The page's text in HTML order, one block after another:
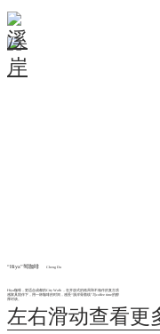
“Hiya”驾咖啡 Cheng Du
Hiya咖啡，更适合成都的City Walk ，在开放式的格局和不做作的复古质
感家具陪伴下，用一杯咖啡的时间，感受“溪岸骨骼线”与coffee time的醇
厚对谈。